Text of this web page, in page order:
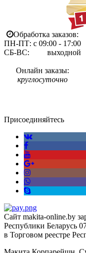
Обработка заказов:
ПН-ПТ: с 09:00 - 17:00
СБ-ВС: выходной
Онлайн заказы:
круглосуточно
Присоединяйтесь
Сайт makita-online.by
Республики Беларусь
в Торговом реестре